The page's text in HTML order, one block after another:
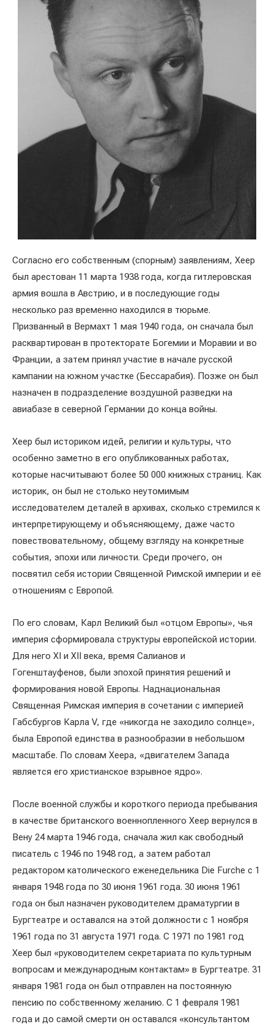
Согласно его собственным (спорным) заявлениям, Хеер
был арестован 11 марта 1938 года, когда гитлеровская
армия вошла в Австрию, и в последующие годы
несколько раз временно находился в тюрьме.
Призванный в Вермахт 1 мая 1940 года, он сначала был
расквартирован в протекторате Богемии и Моравии и во
Франции, а затем принял участие в начале русской
кампании на южном участке (Бессарабия). Позже он был
назначен в подразделение воздушной разведки на
авиабазе в северной Германии до конца войны.
Хеер был историком идей, религии и культуры, что
особенно заметно в его опубликованных работах,
которые насчитывают более 50 000 книжных страниц. Как
историк, он был не столько неутомимым
исследователем деталей в архивах, сколько стремился к
интерпретирующему и объясняющему, даже часто
повествовательному, общему взгляду на конкретные
события, эпохи или личности. Среди прочего, он
посвятил себя истории Священной Римской империи и её
отношениям с Европой.
По его словам, Карл Великий был «отцом Европы», чья
империя сформировала структуры европейской истории.
Для него XI и XII века, время Салианов и
Гогенштауфенов, были эпохой принятия решений и
формирования новой Европы. Наднациональная
Священная Римская империя в сочетании с империей
Габсбургов Карла V, где «никогда не заходило солнце»,
была Европой единства в разнообразии в небольшом
масштабе. По словам Хеера, «двигателем Запада
является его христианское взрывное ядро».
После военной службы и короткого периода пребывания
в качестве британского военнопленного Хеер вернулся в
Вену 24 марта 1946 года, сначала жил как свободный
писатель с 1946 по 1948 год, а затем работал
редактором католического еженедельника Die Furche с 1
января 1948 года по 30 июня 1961 года. 30 июня 1961
года он был назначен руководителем драматургии в
Бургтеатре и оставался на этой должности с 1 ноября
1961 года по 31 августа 1971 года. С 1971 по 1981 год
Хеер был «руководителем секретариата по культурным
вопросам и международным контактам» в Бургтеатре. 31
января 1981 года он был отправлен на постоянную
пенсию по собственному желанию. С 1 февраля 1981
года и до самой смерти он оставался «консультантом